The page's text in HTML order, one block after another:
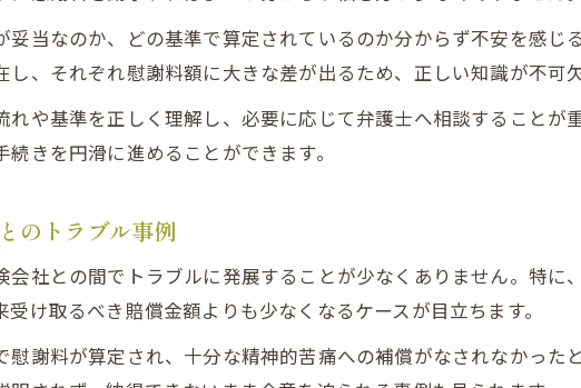
当なのか、どの基準で算定されているのか分からず不安を感じ
、それぞれ慰謝料額に大きな差が出るため、正しい知識が不可欠
や基準を正しく理解し、必要に応じて弁護士へ相談することが
きを円滑に進めることができます。
のトラブル事例
社との間でトラブルに発展することが少なくありません。特に
け取るべき賠償金額よりも少なくなるケースが目立ちます。
謝料が算定され、十分な精神的苦痛への補償がなされなかった